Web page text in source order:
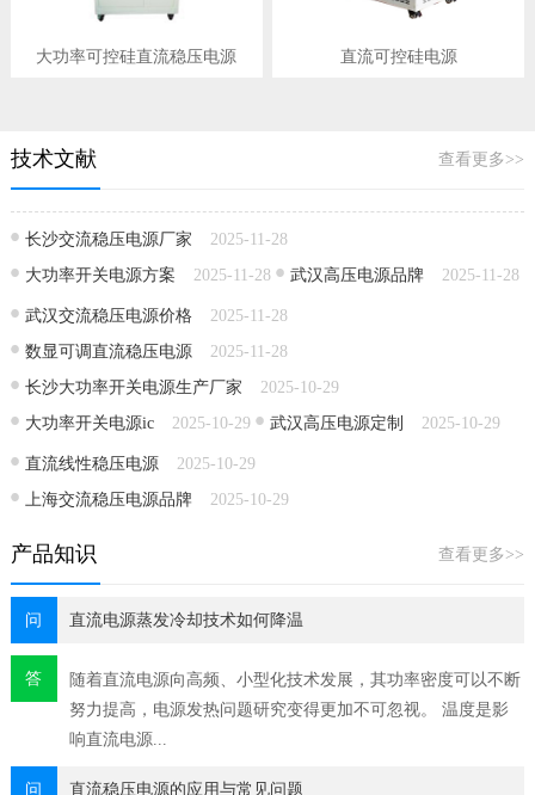
大功率可控硅直流稳压电源 直流可控硅电源
查看更多>>
技术文献
2025-11-28
长沙交流稳压电源厂家
2025-11-28
大功率开关电源方案 2025-11-28
武汉高压电源品牌
2025-11-28
武汉交流稳压电源价格
2025-11-28
数显可调直流稳压电源
2025-10-29
长沙大功率开关电源生产厂家
2025-10-29
大功率开关电源ic 2025-10-29
武汉高压电源定制
2025-10-29
直流线性稳压电源
2025-10-29
上海交流稳压电源品牌
查看更多>>
产品知识
问 直流电源蒸发冷却技术如何降温
答
随着直流电源​向高频、小型化技术发展，其功率密度可以不断
努力提高，电源发热问题研究变得更加不可忽视。 温度是影
响直流电源...
问 直流稳压电源的应用与常见问题